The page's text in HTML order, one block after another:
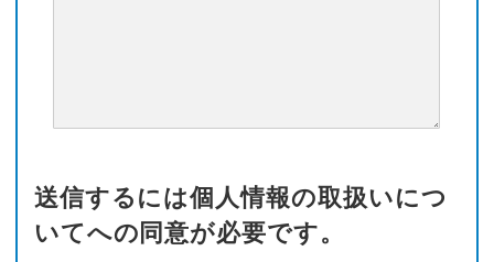
送信するには個人情報の取扱いにつ
いてへの同意が必要です。